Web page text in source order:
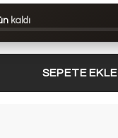
80 kezgörüntülendi
kaldı
SEPETE EKLE